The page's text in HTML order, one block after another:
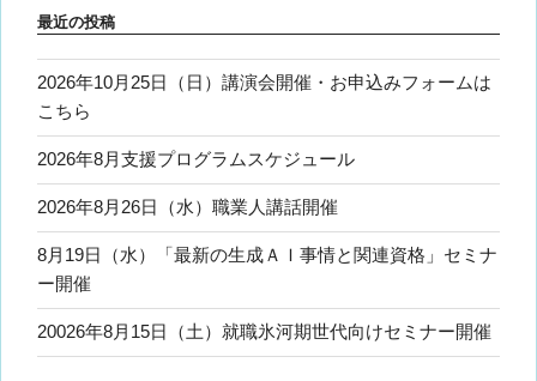
最近の投稿
2026年10月25日（日）講演会開催・お申込みフォームは
こちら
2026年8月支援プログラムスケジュール
2026年8月26日（水）職業人講話開催
8月19日（水）「最新の生成ＡＩ事情と関連資格」セミナ
ー開催
20026年8月15日（土）就職氷河期世代向けセミナー開催